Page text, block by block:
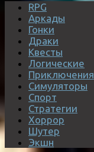
RPG
Аркады
Гонки
Драки
Квесты
Логические
Приключения
Симуляторы
Спорт
Стратегии
Хоррор
Шутер
Экшн